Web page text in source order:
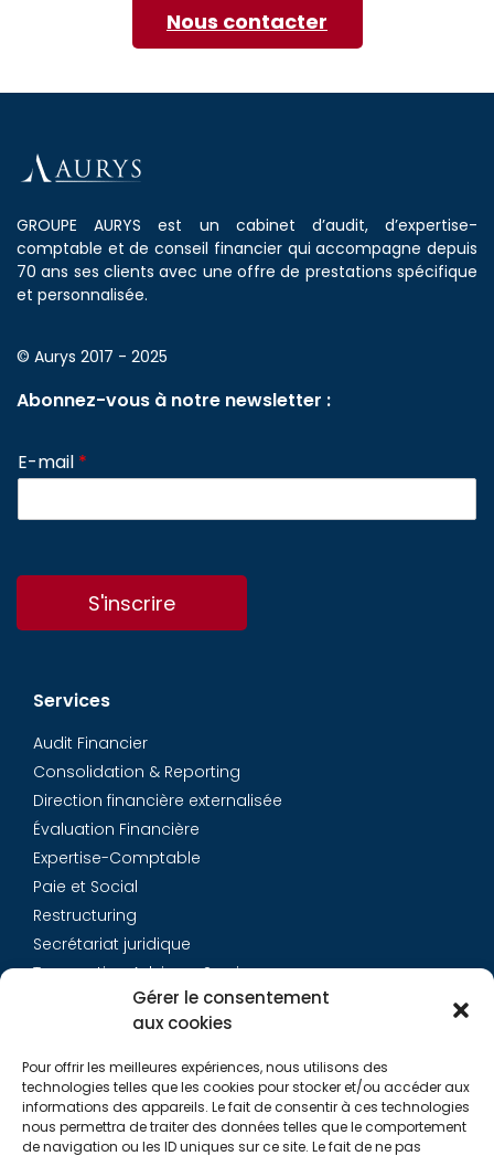
Gérer le consentement
aux cookies
Pour offrir les meilleures expériences, nous utilisons des
technologies telles que les cookies pour stocker et/ou accéder aux
informations des appareils. Le fait de consentir à ces technologies
nous permettra de traiter des données telles que le comportement
de navigation ou les ID uniques sur ce site. Le fait de ne pas
Nous contacter
GROUPE AURYS est un cabinet d’audit, d’expertise-
comptable et de conseil financier qui accompagne depuis
70 ans ses clients avec une offre de prestations spécifique
et personnalisée.
© Aurys 2017 - 2025
Abonnez-vous à notre newsletter :
E-mail *
S'inscrire
Services
Audit Financier
Consolidation & Reporting
Direction financière externalisée
Évaluation Financière
Expertise-Comptable
Paie et Social
Restructuring
Secrétariat juridique
Transaction Advisory Services
Équipe
Carrières
Contact